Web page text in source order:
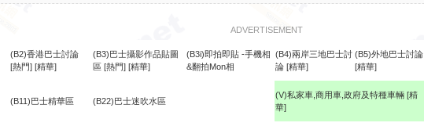
ADVERTISEMENT
(B2)香港巴士討論
[熱門] [精華]
(B3)巴士攝影作品貼圖
區 [熱門] [精華]
(B3i)即拍即貼 -手機相
&翻拍Mon相
(B4)兩岸三地巴士討
論 [精華]
(B5)外地巴士討論
[精華]
(B11)巴士精華區 (B22)巴士迷吹水區
(V)私家車,商用車,政府及特種車輛 [精
華]